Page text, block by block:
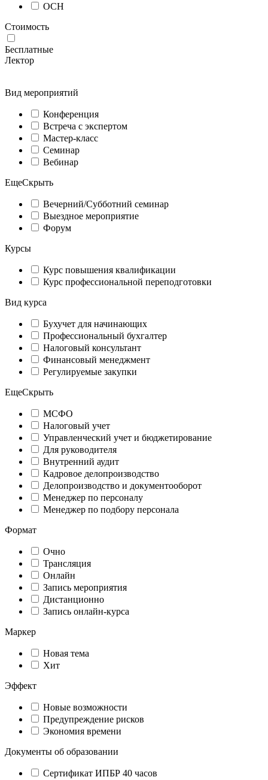
ОСН
Стоимость
Бесплатные
Лектор
Вид мероприятий
Конференция
Встреча с экспертом
Мастер-класс
Семинар
Вебинар
ЕщеСкрыть
Вечерний/Субботний семинар
Выездное мероприятие
Форум
Курсы
Курс повышения квалификации
Курс профессиональной переподготовки
Вид курса
Бухучет для начинающих
Профессиональный бухгалтер
Налоговый консультант
Финансовый менеджмент
Регулируемые закупки
ЕщеСкрыть
МСФО
Налоговый учет
Управленческий учет и бюджетирование
Для руководителя
Внутренний аудит
Кадровое делопроизводство
Делопроизводство и документооборот
Менеджер по персоналу
Менеджер по подбору персонала
Формат
Очно
Трансляция
Онлайн
Запись мероприятия
Дистанционно
Запись онлайн-курса
Маркер
Новая тема
Хит
Эффект
Новые возможности
Предупреждение рисков
Экономия времени
Документы об образовании
Сертификат ИПБР 40 часов